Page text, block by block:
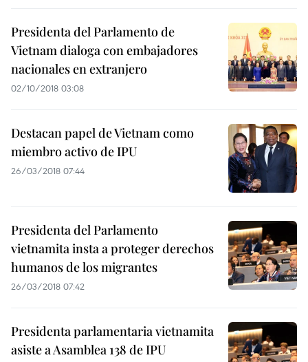
Presidenta del Parlamento de
Vietnam dialoga con embajadores
nacionales en extranjero
02/10/2018 03:08
Destacan papel de Vietnam como
miembro activo de IPU
26/03/2018 07:44
Presidenta del Parlamento
vietnamita insta a proteger derechos
humanos de los migrantes
26/03/2018 07:42
Presidenta parlamentaria vietnamita
asiste a Asamblea 138 de IPU